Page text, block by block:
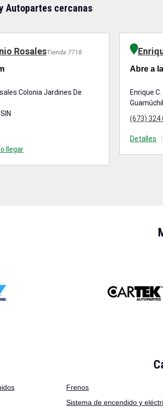
Autopartes cercanas
RosalesTienda 7718
Colonia Jardines De
llegar
Abre a
Enrique
(673) 324
Detalles
Frenos
Sistema de encendido y